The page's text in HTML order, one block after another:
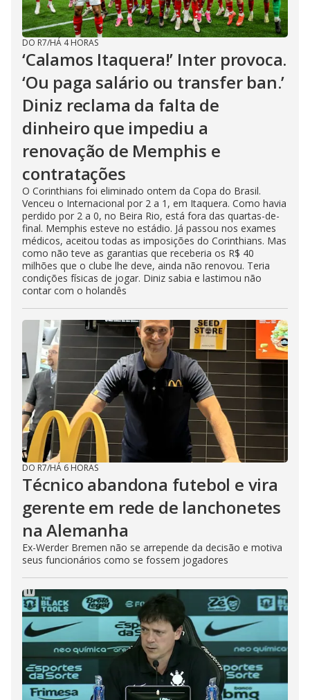
DO R7/HÁ 4 HORAS
‘Calamos Itaquera!’ Inter provoca.
‘Ou paga salário ou transfer ban.’
Diniz reclama da falta de
dinheiro que impediu a
renovação de Memphis e
contratações
O Corinthians foi eliminado ontem da Copa do Brasil.
Venceu o Internacional por 2 a 1, em Itaquera. Como havia
perdido por 2 a 0, no Beira Rio, está fora das quartas-de-
final. Memphis esteve no estádio. Já passou nos exames
médicos, aceitou todas as imposições do Corinthians. Mas
como não teve as garantias que receberia os R$ 40
milhões que o clube lhe deve, ainda não renovou. Teria
condições físicas de jogar. Diniz sabia e lastimou não
contar com o holandês
DO R7/HÁ 6 HORAS
Técnico abandona futebol e vira
gerente em rede de lanchonetes
na Alemanha
Ex-Werder Bremen não se arrepende da decisão e motiva
seus funcionários como se fossem jogadores